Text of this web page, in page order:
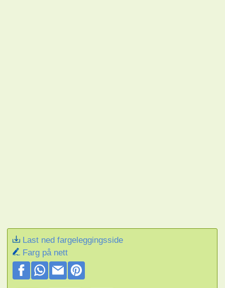
Last ned fargeleggingsside
Farg på nett